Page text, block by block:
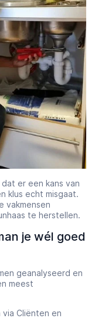
er een kans van
klus echt misgaat.
vakmensen
te herstellen.
je wél goed
geanalyseerd en
meest
via Cliënten en